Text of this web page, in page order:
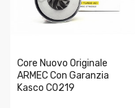
Core Nuovo Originale
ARMEC Con Garanzia
Kasco C0219